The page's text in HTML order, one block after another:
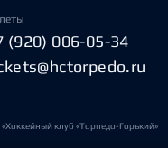
(920) 006-05-34
клуб «Торпедо-Горький»